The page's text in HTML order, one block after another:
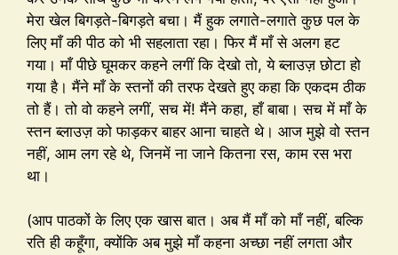
मेरा खेल बिगड़ते-बिगड़ते बचा। मैं हुक लगाते-लगाते कुछ पल के
लिए माँ की पीठ को भी सहलाता रहा। फिर मैं माँ से अलग हट
गया। माँ पीछे घूमकर कहने लगीं कि देखो तो, ये ब्लाउज़ छोटा हो
गया है। मैंने माँ के स्तनों की तरफ देखते हुए कहा कि एकदम ठीक
तो हैं। तो वो कहने लगीं, सच में! मैंने कहा, हाँ बाबा। सच में माँ के
स्तन ब्लाउज़ को फाड़कर बाहर आना चाहते थे। आज मुझे वो स्तन
नहीं, आम लग रहे थे, जिनमें ना जाने कितना रस, काम रस भरा
था।
(आप पाठकों के लिए एक खास बात। अब मैं माँ को माँ नहीं, बल्कि
रति ही कहूँगा, क्योंकि अब मुझे माँ कहना अच्छा नहीं लगता और